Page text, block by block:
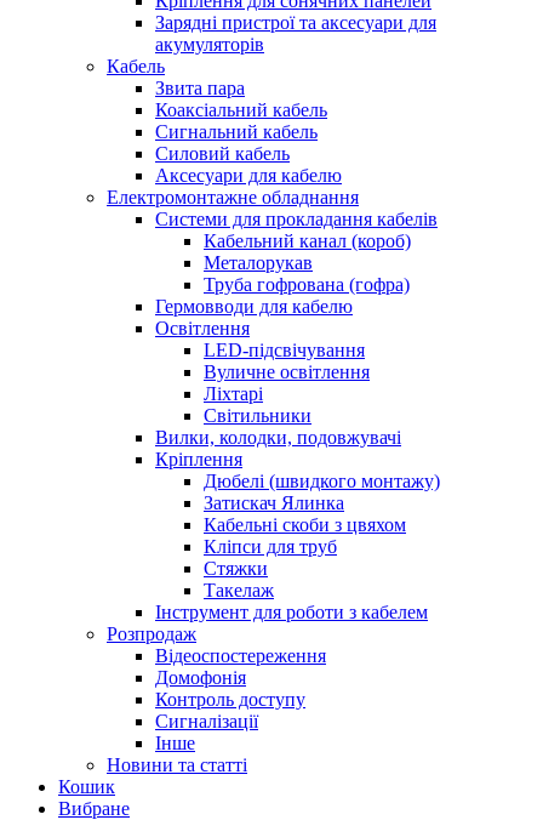
Зарядні пристрої та аксесуари для
акумуляторів
Кабель
Звита пара
Коаксіальний кабель
Сигнальний кабель
Силовий кабель
Аксесуари для кабелю
Електромонтажне обладнання
Системи для прокладання кабелів
Кабельний канал (короб)
Металорукав
Труба гофрована (гофра)
Гермовводи для кабелю
Освітлення
LED-підсвічування
Вуличне освітлення
Ліхтарі
Світильники
Вилки, колодки, подовжувачі
Кріплення
Дюбелі (швидкого монтажу)
Затискач Ялинка
Кабельні скоби з цвяхом
Кліпси для труб
Стяжки
Такелаж
Інструмент для роботи з кабелем
Розпродаж
Відеоспостереження
Домофонія
Контроль доступу
Сигналізації
Інше
Новини та статті
Кошик
Вибране